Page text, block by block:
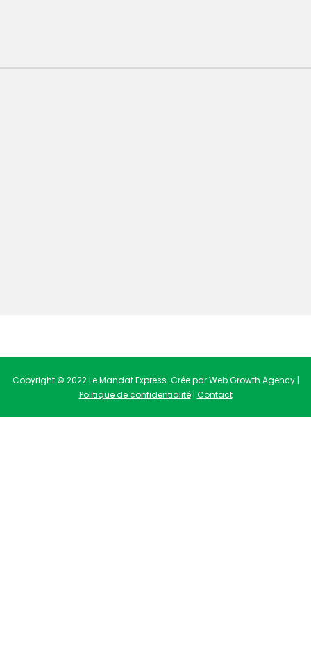
Copyright © 2022 Le Mandat Express. Crée par Web Growth Agency |
Politique de confidentialité| Contact